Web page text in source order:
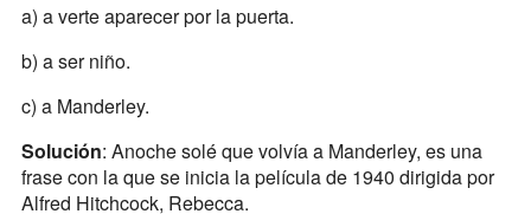
a) a verte aparecer por la puerta.
b) a ser niño.
c) a Manderley.
Solución: Anoche solé que volvía a Manderley, es una
frase con la que se inicia la película de 1940 dirigida por
Alfred Hitchcock, Rebecca.